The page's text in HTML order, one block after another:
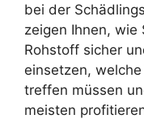
bei der
zeigen Ihnen, wie
Rohstoff sicher
einsetzen,
treffen müssen
meisten